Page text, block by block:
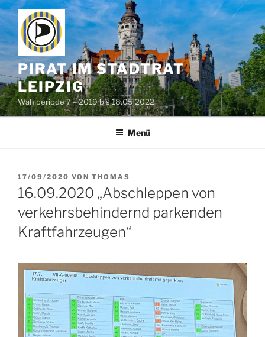
Zum
Inhalt
springen
PIRAT IM STADTRAT
LEIPZIG
Wahlperiode 7 – 2019 bis 18.05.2022
Menü
VERÖFFENTLICHT
AM
17/09/2020 VON THOMAS
16.09.2020 „Abschleppen von
verkehrsbehindernd parkenden
Kraftfahrzeugen“